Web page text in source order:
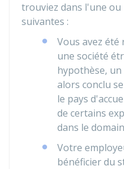
trouviez dans l'une
suivantes :
Vous avez
une société
hypothèse, un
alors conclu
le pays
de certains
dans le
Votre
bénéficier du